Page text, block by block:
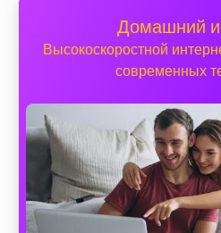
Домашний
Высокоскоростной
современных